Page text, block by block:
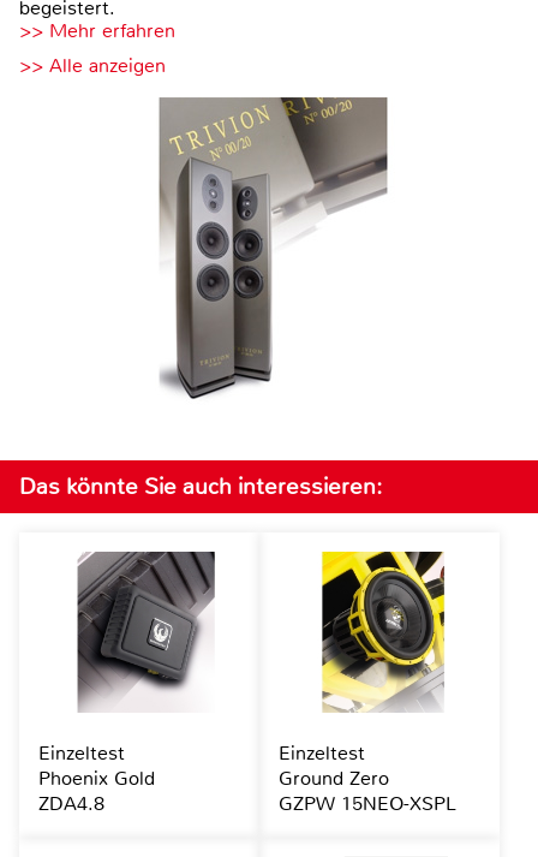
begeistert.
>> Mehr erfahren
>> Alle anzeigen
Das könnte Sie auch interessieren:
Einzeltest
Phoenix Gold
ZDA4.8
Einzeltest
Ground Zero
GZPW 15NEO-XSPL